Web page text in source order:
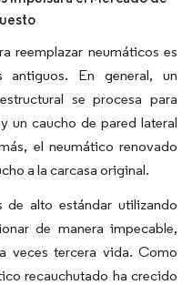
reemplazar neumáticos es
antiguos. En general, un
se procesa para
un caucho de pared lateral
el neumático renovado
a la carcasa original.
de alto estándar utilizando
de manera impecable,
veces tercera vida. Como
recauchutado ha crecido